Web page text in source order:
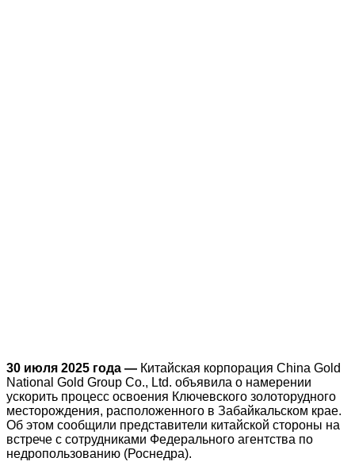
30 июля 2025 года — Китайская корпорация China Gold
National Gold Group Co., Ltd. объявила о намерении
ускорить процесс освоения Ключевского золоторудного
месторождения, расположенного в Забайкальском крае.
Об этом сообщили представители китайской стороны на
встрече с сотрудниками Федерального агентства по
недропользованию (Роснедра).